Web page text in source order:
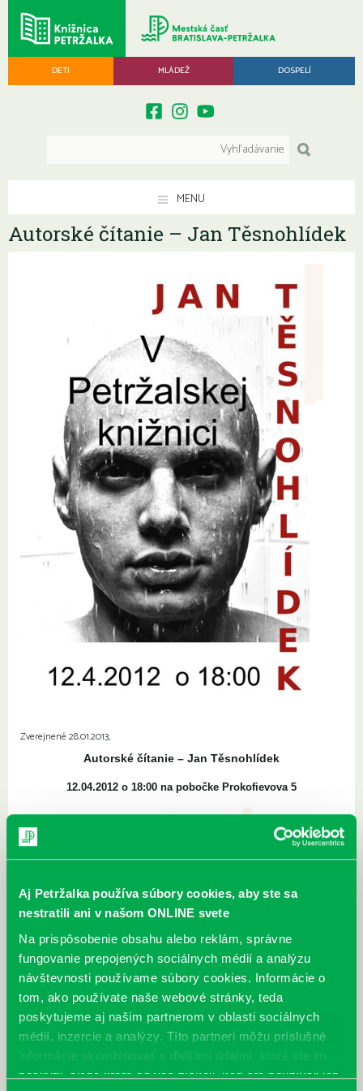
Aj Petržalka používa súbory cookies, aby ste sa
nestratili ani v našom ONLINE svete
Na prispôsobenie obsahu alebo reklám, správne
fungovanie prepojených sociálnych médií a analýzu
návštevnosti používame súbory cookies. Informácie o
tom, ako používate naše webové stránky, teda
poskytujeme aj našim partnerom v oblasti sociálnych
médií, inzercie a analýzy. Títo partneri môžu príslušné
informácie skombinovať s ďalšími údajmi, ktoré ste im
poskytli, alebo ktoré od vás získali, keď ste používali ich
DETI MLÁDEŽ DOSPELÍ
MENU
Autorské čítanie – Jan Těsnohlídek
Zverejnené 28.01.2013,
Autorské čítanie – Jan Těsnohlídek
12.04.2012 o 18:00 na pobočke Prokofievova 5
Jan Těsnohlídek ml. (1987) pochádza z Krucemburku, Je
držiteľom Ceny Jiřího Ortena za rok 2010.